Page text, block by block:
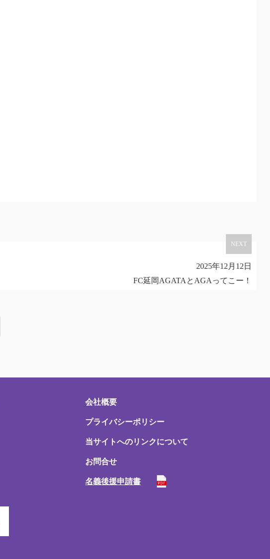
NEXT
2025年12月12日
FC延岡AGATAとAGAってこー！
会社概要
プライバシーポリシー
当サイトへのリンクについて
お問合せ
名義後援申請書